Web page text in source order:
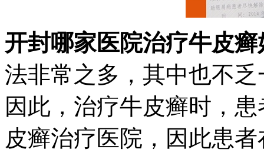
开封哪家医院治疗牛皮癣
法非常之多，其中也不
因此，治疗牛皮癣时，
皮癣治疗医院，因此患